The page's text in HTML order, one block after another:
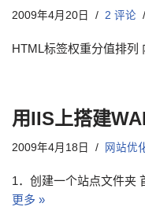
2009年4月20日 2 评论
HTML标签权重分值排
用IIS上搭建
2009年4月18日 网站优
1．创建一个站点文件夹
更多 »